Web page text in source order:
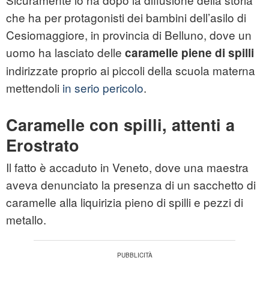
che ha per protagonisti dei bambini dell’asilo di
Cesiomaggiore, in provincia di Belluno, dove un
uomo ha lasciato delle caramelle piene di spilli
indirizzate proprio ai piccoli della scuola materna
mettendoli in serio pericolo.
Caramelle con spilli, attenti a
Erostrato
Il fatto è accaduto in Veneto, dove una maestra
aveva denunciato la presenza di un sacchetto di
caramelle alla liquirizia pieno di spilli e pezzi di
metallo.